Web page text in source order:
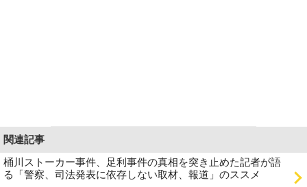
関連記事
桶川ストーカー事件、足利事件の真相を突き止めた記者が語
る「警察、司法発表に依存しない取材、報道」のススメ